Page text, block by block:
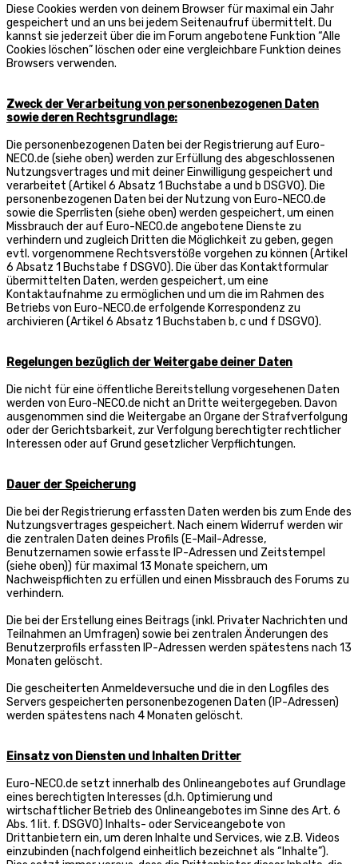
Diese Cookies werden von deinem Browser für maximal ein Jahr
gespeichert und an uns bei jedem Seitenaufruf übermittelt. Du
kannst sie jederzeit über die im Forum angebotene Funktion “Alle
Cookies löschen” löschen oder eine vergleichbare Funktion deines
Browsers verwenden.
Zweck der Verarbeitung von personenbezogenen Daten
sowie deren Rechtsgrundlage:
Die personenbezogenen Daten bei der Registrierung auf Euro-
NECO.de (siehe oben) werden zur Erfüllung des abgeschlossenen
Nutzungsvertrages und mit deiner Einwilligung gespeichert und
verarbeitet (Artikel 6 Absatz 1 Buchstabe a und b DSGVO). Die
personenbezogenen Daten bei der Nutzung von Euro-NECO.de
sowie die Sperrlisten (siehe oben) werden gespeichert, um einen
Missbrauch der auf Euro-NECO.de angebotene Dienste zu
verhindern und zugleich Dritten die Möglichkeit zu geben, gegen
evtl. vorgenommene Rechtsverstöße vorgehen zu können (Artikel
6 Absatz 1 Buchstabe f DSGVO). Die über das Kontaktformular
übermittelten Daten, werden gespeichert, um eine
Kontaktaufnahme zu ermöglichen und um die im Rahmen des
Betriebs von Euro-NECO.de erfolgende Korrespondenz zu
archivieren (Artikel 6 Absatz 1 Buchstaben b, c und f DSGVO).
Regelungen bezüglich der Weitergabe deiner Daten
Die nicht für eine öffentliche Bereitstellung vorgesehenen Daten
werden von Euro-NECO.de nicht an Dritte weitergegeben. Davon
ausgenommen sind die Weitergabe an Organe der Strafverfolgung
oder der Gerichtsbarkeit, zur Verfolgung berechtigter rechtlicher
Interessen oder auf Grund gesetzlicher Verpflichtungen.
Dauer der Speicherung
Die bei der Registrierung erfassten Daten werden bis zum Ende des
Nutzungsvertrages gespeichert. Nach einem Widerruf werden wir
die zentralen Daten deines Profils (E-Mail-Adresse,
Benutzernamen sowie erfasste IP-Adressen und Zeitstempel
(siehe oben)) für maximal 13 Monate speichern, um
Nachweispflichten zu erfüllen und einen Missbrauch des Forums zu
verhindern.
Die bei der Erstellung eines Beitrags (inkl. Privater Nachrichten und
Teilnahmen an Umfragen) sowie bei zentralen Änderungen des
Benutzerprofils erfassten IP-Adressen werden spätestens nach 13
Monaten gelöscht.
Die gescheiterten Anmeldeversuche und die in den Logfiles des
Servers gespeicherten personenbezogenen Daten (IP-Adressen)
werden spätestens nach 4 Monaten gelöscht.
Einsatz von Diensten und Inhalten Dritter
Euro-NECO.de setzt innerhalb des Onlineangebotes auf Grundlage
eines berechtigten Interesses (d.h. Optimierung und
wirtschaftlicher Betrieb des Onlineangebotes im Sinne des Art. 6
Abs. 1 lit. f. DSGVO) Inhalts- oder Serviceangebote von
Drittanbietern ein, um deren Inhalte und Services, wie z.B. Videos
einzubinden (nachfolgend einheitlich bezeichnet als “Inhalte”).